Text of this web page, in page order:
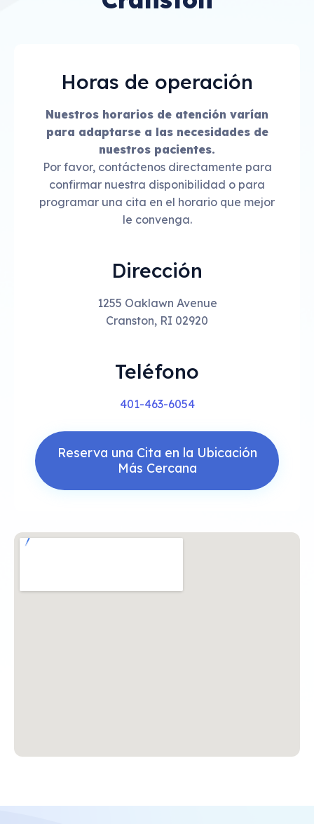
Horas de operación
Nuestros horarios de atención varían
para adaptarse a las necesidades de
nuestros pacientes.
Por favor, contáctenos directamente para
confirmar nuestra disponibilidad o para
programar una cita en el horario que mejor
le convenga.
Dirección
1255 Oaklawn Avenue
Cranston, RI 02920
Teléfono
401-463-6054
Reserva una Cita en la Ubicación
Más Cercana